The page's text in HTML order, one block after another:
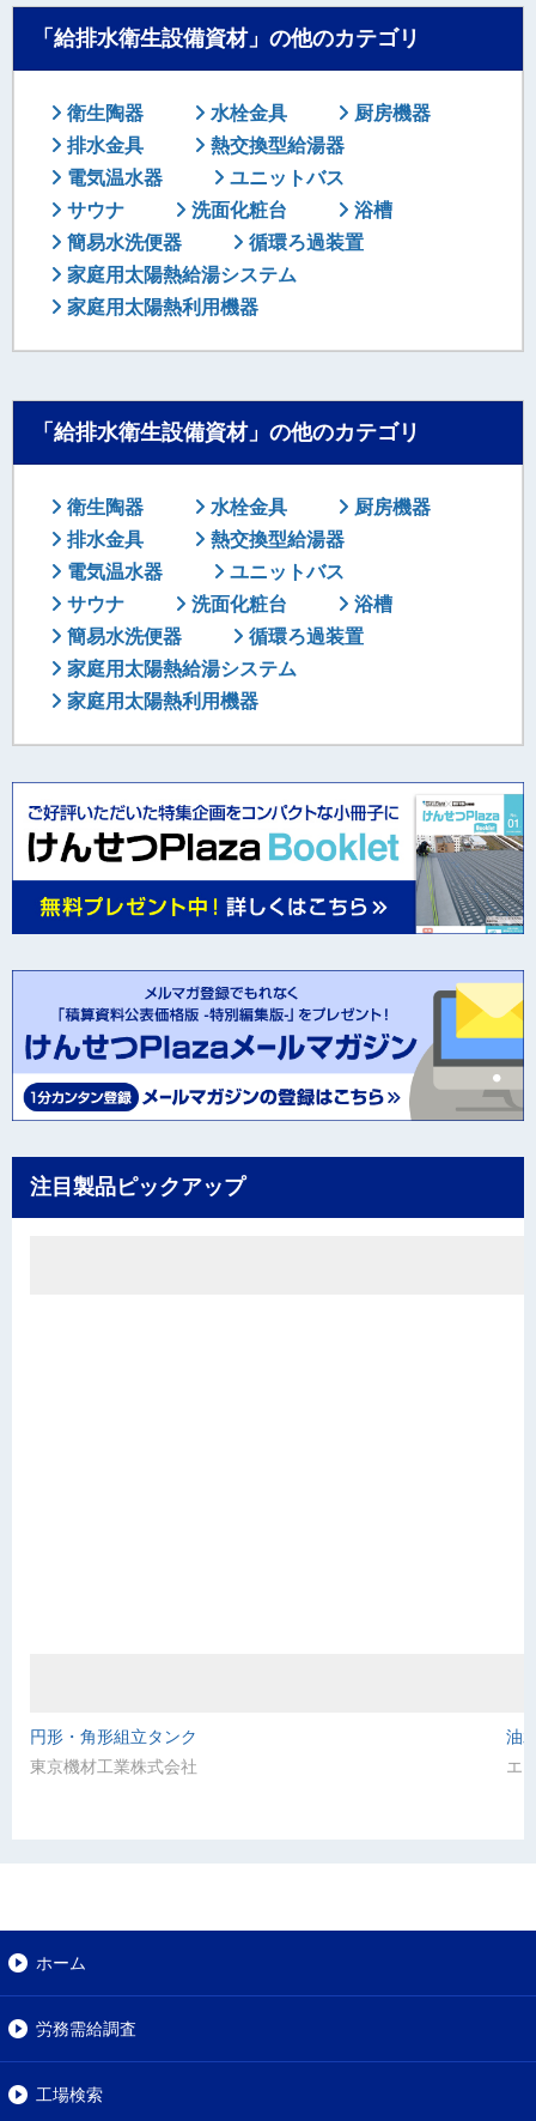
「給排水衛生設備資材」の他のカテゴリ
衛生陶器 水栓金具
厨房機器
排水金具
熱交換型給湯器
電気温水器
ユニットバス
サウナ
洗面化粧台
浴槽
簡易水洗便器
循環ろ過装置
家庭用太陽熱給湯システム
家庭用太陽熱利用機器
「給排水衛生設備資材」の他のカテゴリ
衛生陶器 水栓金具
厨房機器
排水金具
熱交換型給湯器
電気温水器
ユニットバス
サウナ
洗面化粧台
浴槽
簡易水洗便器
循環ろ過装置
家庭用太陽熱給湯システム
家庭用太陽熱利用機器
注目製品ピックアップ
円形・角形組立タンク
東京機材工業株式会社
油
エ
ホーム
労務需給調査
工場検索